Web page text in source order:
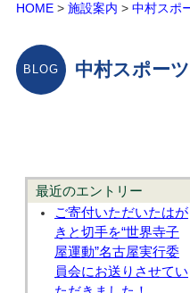
HOME > 施設案内 > 中村スポ
中村スポー
最近のエントリー
ご寄付いただいたはが
きと切手を“世界寺子
屋運動”名古屋実行委
員会にお送りさせてい